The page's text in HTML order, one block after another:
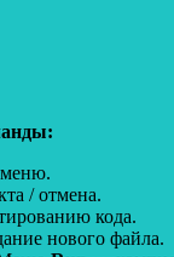
меню.
/ отмена.
кода.
нового файла.